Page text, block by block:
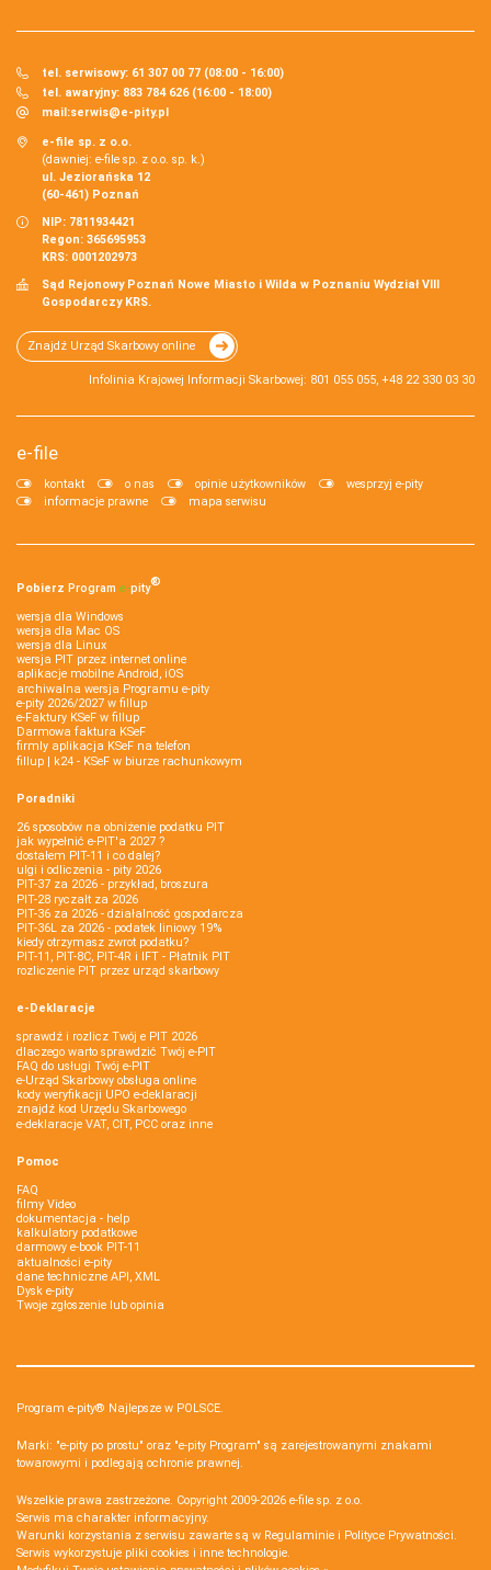
tel. serwisowy: 61 307 00 77 (08:00 - 16:00)
tel. awaryjny: 883 784 626 (16:00 - 18:00)
mail:serwis@e-pity.pl
e-file sp. z o.o.
(dawniej: e-file sp. z o.o. sp. k.)
ul. Jeziorańska 12
(60-461) Poznań
NIP: 7811934421
Regon: 365695953
KRS: 0001202973
Sąd Rejonowy Poznań Nowe Miasto i Wilda w Poznaniu Wydział VIII
Gospodarczy KRS.
Znajdź Urząd Skarbowy online
Infolinia Krajowej Informacji Skarbowej: 801 055 055, +48 22 330 03 30
e-file
kontakt o nas opinie użytkowników
wesprzyj e-pity
informacje prawne
mapa serwisu
Pobierz Program e‑pity®
wersja dla Windows
wersja dla Mac OS
wersja dla Linux
wersja PIT przez internet online
aplikacje mobilne Android, iOS
archiwalna wersja Programu e-pity
e-pity 2026/2027 w fillup
e‑Faktury KSeF w fillup
Darmowa faktura KSeF
firmly aplikacja KSeF na telefon
fillup | k24 - KSeF w biurze rachunkowym
Poradniki
26 sposobów na obniżenie podatku PIT
jak wypełnić e-PIT'a 2027 ?
dostałem PIT-11 i co dalej?
ulgi i odliczenia - pity 2026
PIT-37 za 2026 - przykład, broszura
PIT-28 ryczałt za 2026
PIT-36 za 2026 - działalność gospodarcza
PIT-36L za 2026 - podatek liniowy 19%
kiedy otrzymasz zwrot podatku?
PIT-11, PIT-8C, PIT-4R i IFT - Płatnik PIT
rozliczenie PIT przez urząd skarbowy
e-Deklaracje
sprawdź i rozlicz Twój e PIT 2026
dlaczego warto sprawdzić Twój e-PIT
FAQ do usługi Twój e-PIT
e-Urząd Skarbowy obsługa online
kody weryfikacji UPO e-deklaracji
znajdź kod Urzędu Skarbowego
e-deklaracje VAT, CIT, PCC oraz inne
Pomoc
FAQ
filmy Video
dokumentacja - help
kalkulatory podatkowe
darmowy e-book PIT-11
aktualności e-pity
dane techniczne API, XML
Dysk e-pity
Twoje zgłoszenie lub opinia
Program e-pity® Najlepsze w POLSCE.
Marki: "e-pity po prostu" oraz "e-pity Program" są zarejestrowanymi znakami
towarowymi i podlegają ochronie prawnej.
Wszelkie prawa zastrzeżone. Copyright 2009-2026 e-file sp. z o.o.
Serwis ma charakter informacyjny.
Warunki korzystania z serwisu zawarte są w Regulaminie i Polityce Prywatności.
Serwis wykorzystuje pliki cookies i inne technologie.